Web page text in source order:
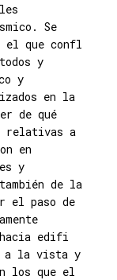
Se
el que confl
y
y
en la
de qué
relativas a
en
y
de la
el paso de
edifi
a la vista y
los que el